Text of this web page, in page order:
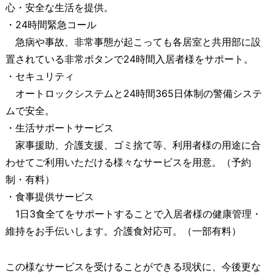
心・安全な生活を提供。
・24時間緊急コール
急病や事故、非常事態が起こっても各居室と共用部に設
置されている非常ボタンで24時間入居者様をサポート。
・セキュリティ
オートロックシステムと24時間365日体制の警備システ
ムで安全。
・生活サポートサービス
家事援助、介護支援、ゴミ捨て等、利用者様の用途に合
わせてご利用いただける様々なサービスを用意。（予約
制・有料）
・食事提供サービス
1日3食全てをサポートすることで入居者様の健康管理・
維持をお手伝いします。介護食対応可。（一部有料）
この様なサービスを受けることができる現状に、今後更な